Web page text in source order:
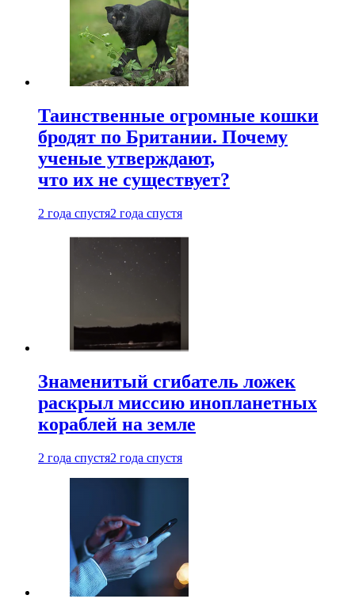
Таинственные огромные кошки
бродят по Британии. Почему
ученые утверждают,
что их не существует?
2 года спустя2 года спустя
Знаменитый сгибатель ложек
раскрыл миссию инопланетных
кораблей на земле
2 года спустя2 года спустя